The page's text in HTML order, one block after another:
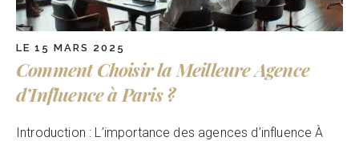
LE 15 MARS 2025
Comment Choisir la Meilleure Agence
d’Influence à Paris ?
Introduction : L’importance des agences d’influence À